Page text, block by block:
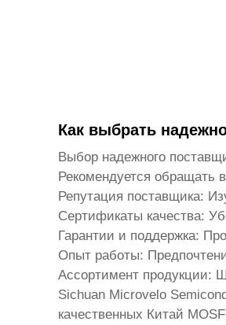
Как выбрать
Выбор надежного
Рекомендуется обращать
Репутация поставщика:
Сертификаты качества:
Гарантии и поддержка:
Опыт работы:
Ассортимент продукции:
Sichuan Microvelo
качественных Китай